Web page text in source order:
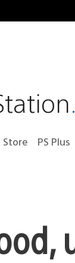
Store PS Plus